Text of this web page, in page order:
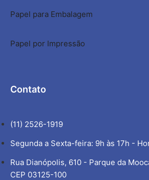
Papel para Embalagem
Papel por Impressão
Contato
(11) 2526-1919
Segunda a Sexta-feira: 9h às 17h -
Rua Dianópolis, 610 - Parque da
CEP 03125-100